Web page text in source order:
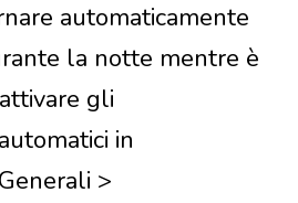
automaticamente
la notte mentre è
gli
in
>